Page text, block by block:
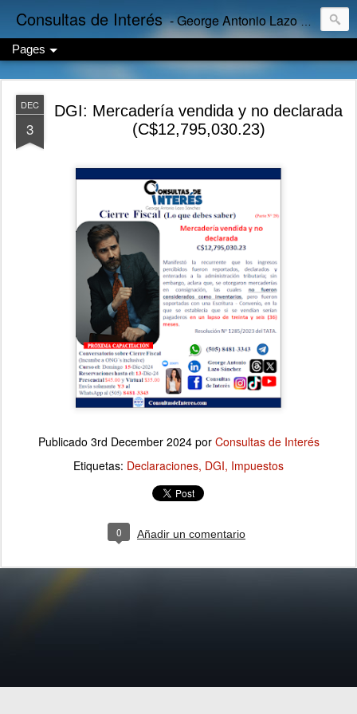
Consultas de Interés - George Antonio Lazo Sánchez
Pages
DEC
3
DGI: Mercadería vendida y no declarada
(C$12,795,030.23)
Publicado 3rd December 2024por Consultas de Interés
Etiquetas: Declaraciones DGI Impuestos
0 Añadir un comentario